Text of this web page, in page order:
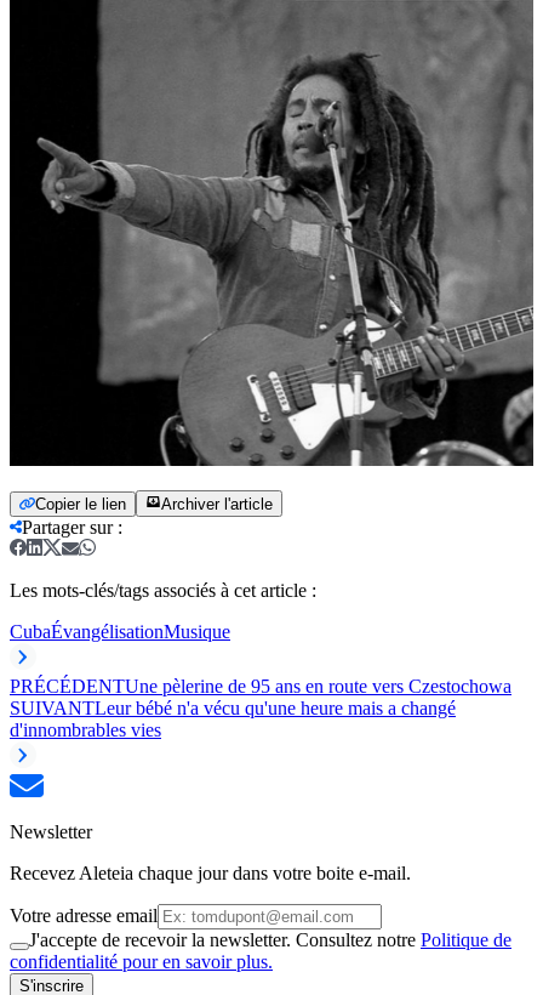
Copier le lien Archiver l'article
Partager sur:
Les mots-clés/tags associés à cet article :
CubaÉvangélisationMusique
PRÉCÉDENTUne pèlerine de 95 ans en route vers Czestochowa
SUIVANTLeur bébé n'a vécu qu'une heure mais a changé
d'innombrables vies
Newsletter
Recevez Aleteia chaque jour dans votre boite e-mail.
Votre adresse email
J'accepte de recevoir la newsletter. Consultez notre Politique de
confidentialité pour en savoir plus.
S'inscrire